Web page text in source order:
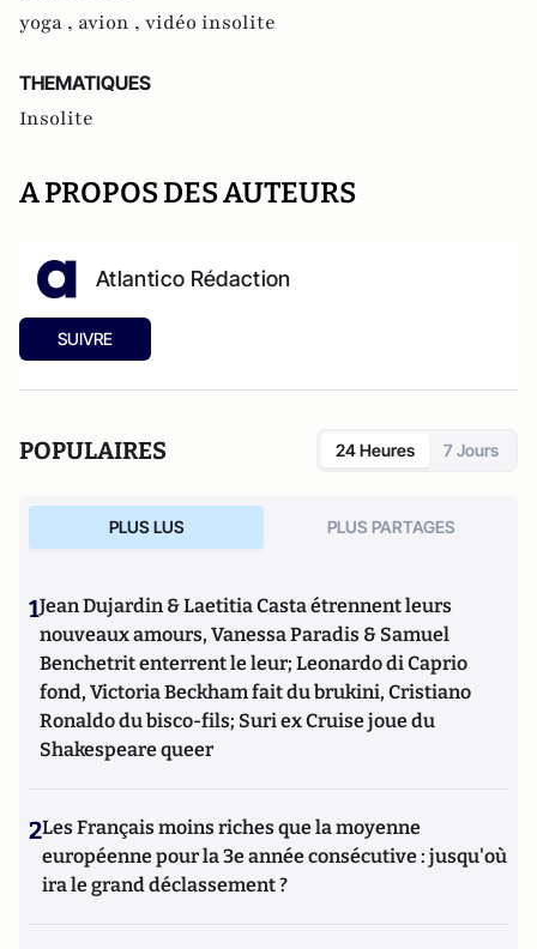
yoga , avion , vidéo insolite
THEMATIQUES
Insolite
A PROPOS DES AUTEURS
Atlantico Rédaction
SUIVRE
POPULAIRES 24 Heures 7 Jours
PLUS LUS PLUS PARTAGES
1Jean Dujardin & Laetitia Casta étrennent leurs
nouveaux amours, Vanessa Paradis & Samuel
Benchetrit enterrent le leur; Leonardo di Caprio
fond, Victoria Beckham fait du brukini, Cristiano
Ronaldo du bisco-fils; Suri ex Cruise joue du
Shakespeare queer
2Les Français moins riches que la moyenne
européenne pour la 3e année consécutive : jusqu'où
ira le grand déclassement ?